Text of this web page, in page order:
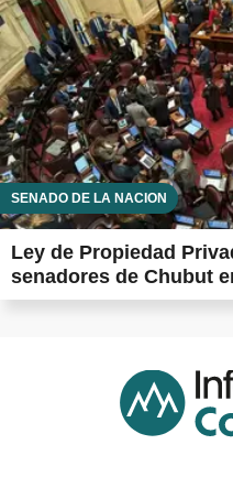
SENADO DE LA NACIÓN
Ley de Propiedad
senadores de Chubut